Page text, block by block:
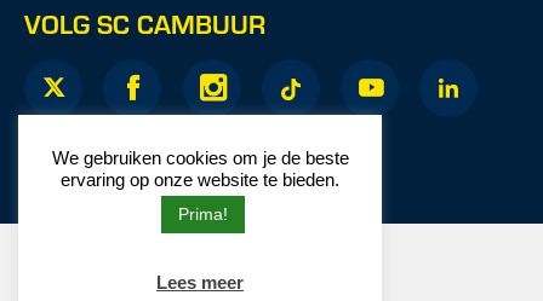
VOLG SC CAMBUUR
Website door
We gebruiken cookies om je de beste
ervaring op onze website te bieden.
Prima!
Lees meer